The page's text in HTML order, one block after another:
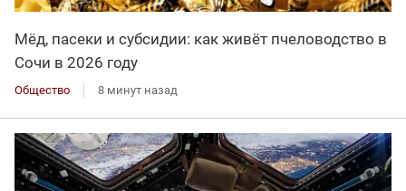
Мёд, пасеки и субсидии: как живёт пчеловодство в
Сочи в 2026 году
Общество 8 минут назад